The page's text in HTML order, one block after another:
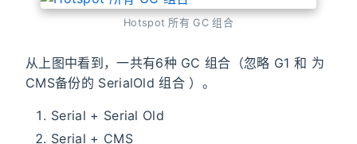
Hotspot 所有 GC 组合
从上图中看到，一共有6种 GC 组合（忽略 G1 和 为
CMS备份的 SerialOld 组合 ）。
Serial + Serial Old
Serial + CMS